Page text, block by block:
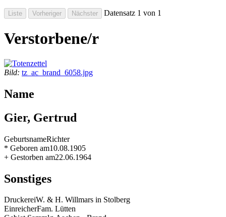
Datensatz 1 von 1
Verstorbene/r
Bild: tz_ac_brand_6058.jpg
Name
Gier, Gertrud
GeburtsnameRichter
* Geboren am10.08.1905
+ Gestorben am22.06.1964
Sonstiges
DruckereiW. & H. Willmars in Stolberg
EinreicherFam. Lütten